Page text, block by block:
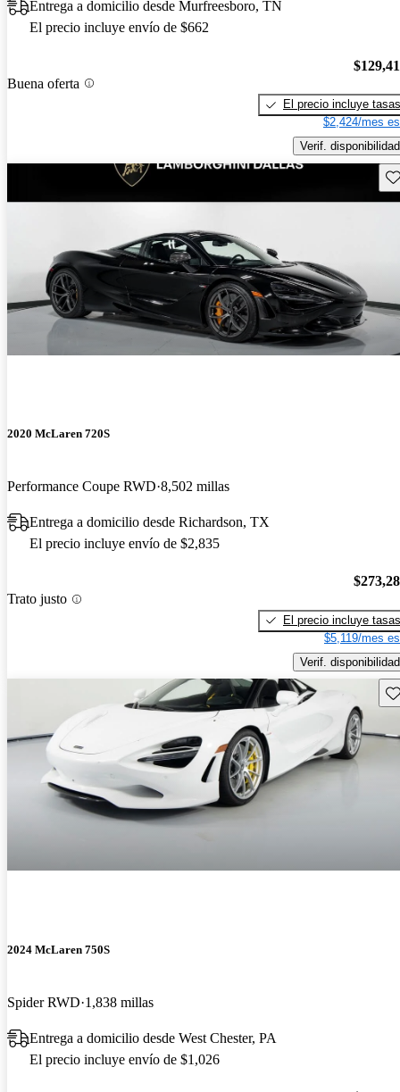
Entrega a domicilio desde Murfreesboro, TN
El precio incluye envío de $662
Buena oferta
El precio incluye tasas
$2,424/mes
Verif. disponibilidad
2020 McLaren 720S
Performance Coupe RWD 8,502 millas
Entrega a domicilio desde Richardson, TX
El precio incluye envío de $2,835
Trato justo
El precio incluye tasas
$5,119/mes
Verif. disponibilidad
2024 McLaren 750S
Spider RWD 1,838 millas
Entrega a domicilio desde West Chester, PA
El precio incluye envío de $1,026